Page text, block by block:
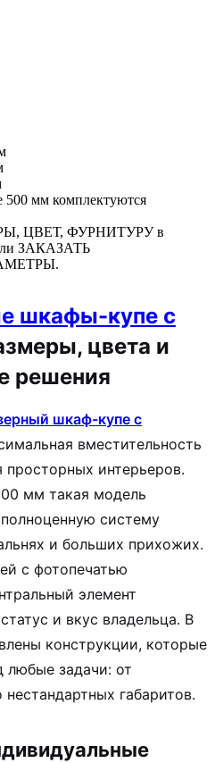
мм комплектуются
ЦВЕТ, ФУРНИТУРУ в
ЗАКАЗАТЬ
шкафы-купе с
цвета и
решения
шкаф-купе с
вместительность
просторных интерьеров.
мм такая модель
систему
и больших прихожих.
с фотопечатью
элемент
и вкус владельца. В
конструкции, которые
любые задачи: от
габаритов.